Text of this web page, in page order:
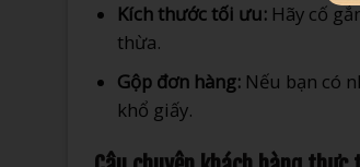
Kích thước tối ưu:Hãy cố
thừa.
Gộp đơn hàng:Nếu bạn có
khổ giấy.